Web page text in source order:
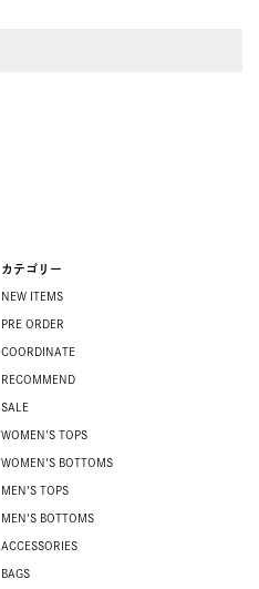
カテゴリー
NEW ITEMS
PRE ORDER
COORDINATE
RECOMMEND
SALE
WOMEN'S TOPS
WOMEN'S BOTTOMS
MEN'S TOPS
MEN'S BOTTOMS
ACCESSORIES
BAGS